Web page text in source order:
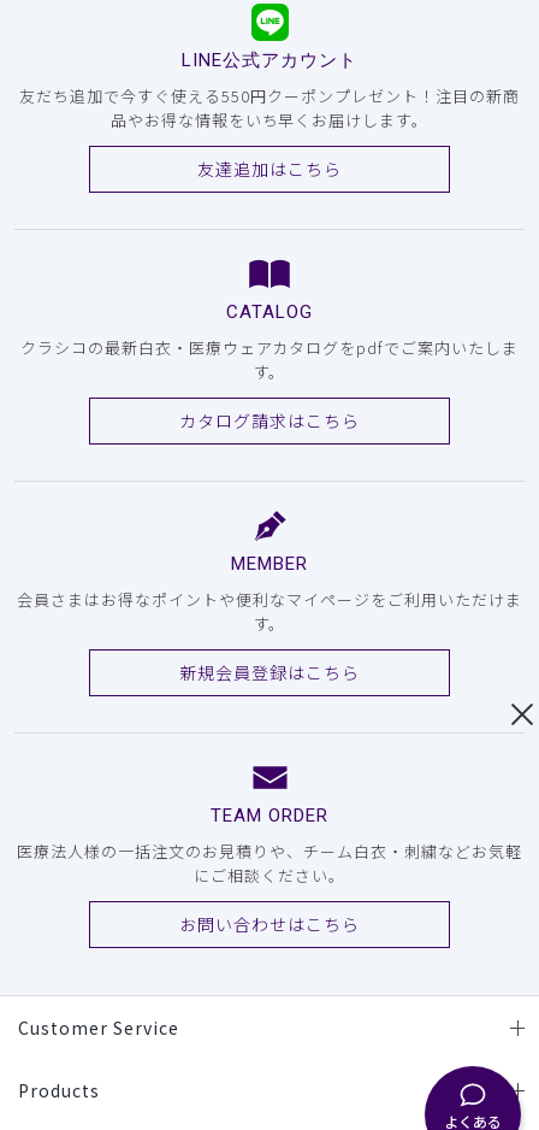
よくある
LINE公式アカウント
友だち追加で今すぐ使える550円クーポンプレゼント！注目の新商
品やお得な情報をいち早くお届けします。
友達追加はこちら
CATALOG
クラシコの最新白衣・医療ウェアカタログをpdfでご案内いたしま
す。
カタログ請求はこちら
MEMBER
会員さまはお得なポイントや便利なマイページをご利用いただけま
す。
新規会員登録はこちら
TEAM ORDER
医療法人様の一括注文のお見積りや、チーム白衣・刺繍などお気軽
にご相談ください。
お問い合わせはこちら
Customer Service
Products